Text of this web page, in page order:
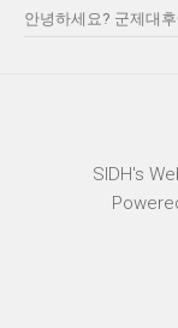
안녕하세요? 군제대
SIDH′s